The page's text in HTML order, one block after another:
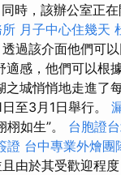
同時，該辦公室正
月子中心住幾天
過該介面他們可
適感，他們可以根
之城悄悄地走進了
至3月1日舉行。
如生”。 台胞證
證 台中專業外燴團
由於其受歡迎程